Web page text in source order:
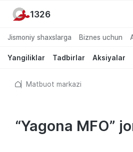
Jismoniy shaxslarga Biznes uchun
Yangiliklar Tadbirlar Aksiyalar
1326
Matbuot markazi
“Yagona MFO”